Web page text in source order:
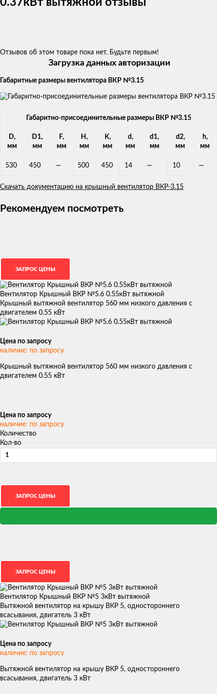
0.37кВт вытяжной отзывы
Отзывов об этом товаре пока нет. Будьте первым!
Загрузка данных авторизации
Габаритные размеры вентилятора ВКР №3.15
Габаритно-присоединительные размеры ВКР №3.15
D,
мм
D1,
мм
F,
мм
H,
мм
K,
мм
d,
мм
d1,
мм
d2,
мм
h,
мм
530 450 — 500 450 14 — 10 —
Скачать документацию на крышный вентилятор ВКР-3.15
Рекомендуем посмотреть
Вентилятор Крышный ВКР №5.6 0.55кВт вытяжной
Крышный вытяжной вентилятор 560 мм низкого давления с
двигателем 0.55 кВт
Цена по запросу
наличие: по запросу
Крышный вытяжной вентилятор 560 мм низкого давления с
двигателем 0.55 кВт
Цена по запросу
наличие: по запросу
Количество
Кол-во
Вентилятор Крышный ВКР №5 3кВт вытяжной
Вытяжной вентилятор на крышу ВКР 5, одностороннего
всасывания, двигатель 3 кВт
Цена по запросу
наличие: по запросу
Вытяжной вентилятор на крышу ВКР 5, одностороннего
всасывания, двигатель 3 кВт